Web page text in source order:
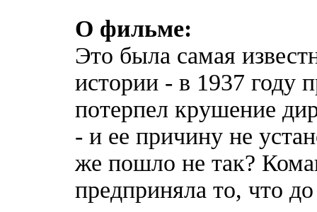
О фильме:
Это была самая
истории - в 1937 году
потерпел крушение
- и ее причину не
же пошло не так?
предприняла то, что